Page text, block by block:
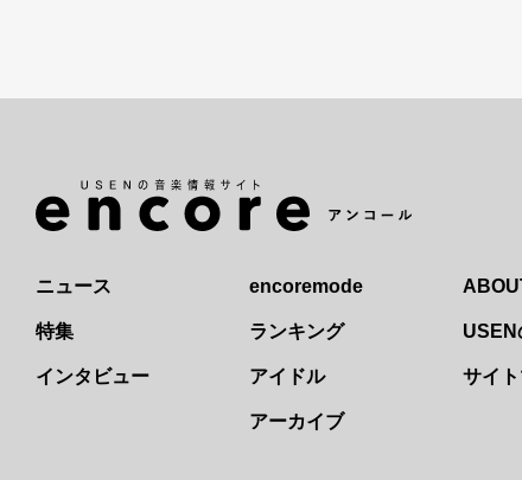
ニュース
特集
インタビュー
encoremode
ランキング
アイドル
アーカイブ
USEN
サイ